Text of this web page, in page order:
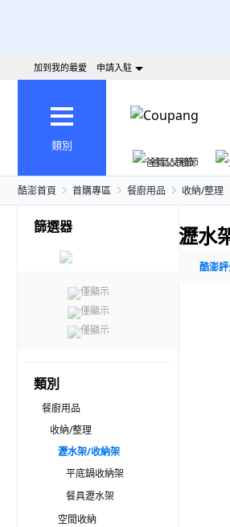
加到我的最愛 申請入駐
類別
爸氣父親節
酷澎首頁 首購專區 餐廚用品 收納/整理
篩選器
僅顯示
僅顯示
僅顯示
類別
餐廚用品
收納/整理
瀝水架/收納架
平底鍋收納架
餐具瀝水架
空間收納
瀝水
酷澎